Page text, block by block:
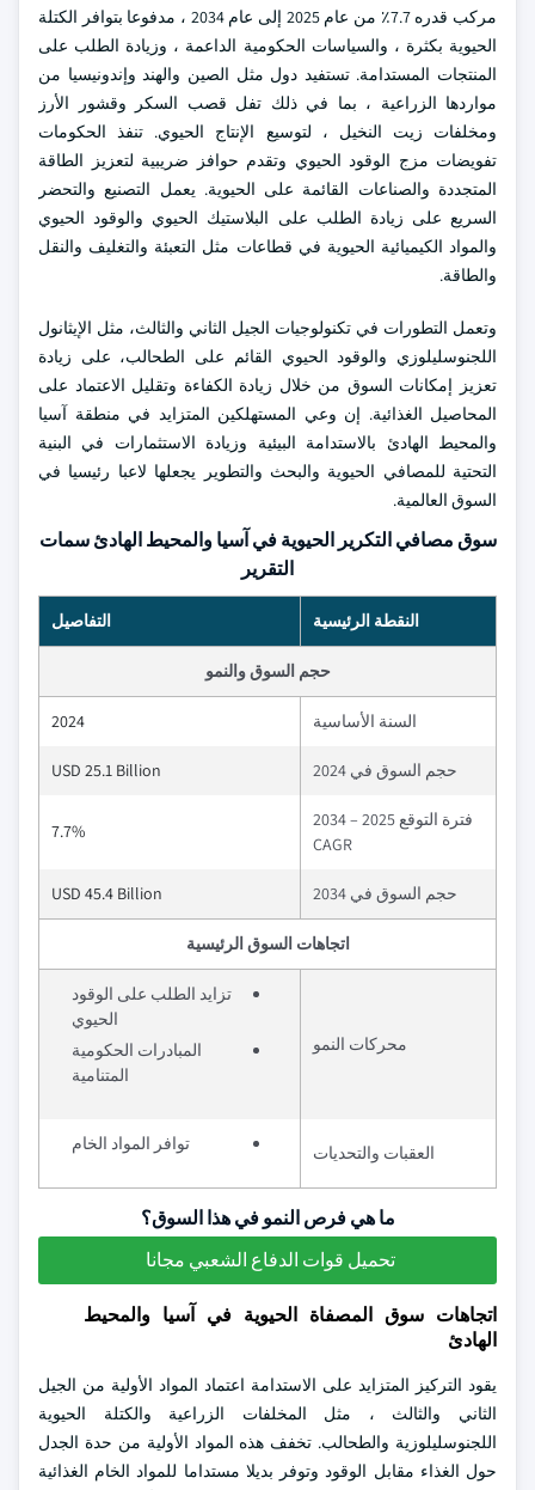
مركب قدره 7.7٪ من عام 2025 إلى عام 2034 ، مدفوعا بتوافر الكتلة
الحيوية بكثرة ، والسياسات الحكومية الداعمة ، وزيادة الطلب على
المنتجات المستدامة. تستفيد دول مثل الصين والهند وإندونيسيا من
مواردها الزراعية ، بما في ذلك تفل قصب السكر وقشور الأرز
ومخلفات زيت النخيل ، لتوسيع الإنتاج الحيوي. تنفذ الحكومات
تفويضات مزج الوقود الحيوي وتقدم حوافز ضريبية لتعزيز الطاقة
المتجددة والصناعات القائمة على الحيوية. يعمل التصنيع والتحضر
السريع على زيادة الطلب على البلاستيك الحيوي والوقود الحيوي
والمواد الكيميائية الحيوية في قطاعات مثل التعبئة والتغليف والنقل
والطاقة.
وتعمل التطورات في تكنولوجيات الجيل الثاني والثالث، مثل الإيثانول
اللجنوسليلوزي والوقود الحيوي القائم على الطحالب، على زيادة
تعزيز إمكانات السوق من خلال زيادة الكفاءة وتقليل الاعتماد على
المحاصيل الغذائية. إن وعي المستهلكين المتزايد في منطقة آسيا
والمحيط الهادئ بالاستدامة البيئية وزيادة الاستثمارات في البنية
التحتية للمصافي الحيوية والبحث والتطوير يجعلها لاعبا رئيسيا في
السوق العالمية.
سوق مصافي التكرير الحيوية في آسيا والمحيط الهادئ سمات
التقرير
النقطة الرئيسية التفاصيل
حجم السوق والنمو
السنة الأساسية 2024
حجم السوق في 2024 USD 25.1 Billion
فترة التوقع 2025 – 2034
CAGR
7.7%
حجم السوق في 2034 USD 45.4 Billion
اتجاهات السوق الرئيسية
محركات النمو
تزايد الطلب على الوقود
الحيوي
المبادرات الحكومية
المتنامية
العقبات والتحديات توافر المواد الخام
ما هي فرص النمو في هذا السوق؟
تحميل قوات الدفاع الشعبي مجانا
اتجاهات سوق المصفاة الحيوية في آسيا والمحيط
الهادئ
يقود التركيز المتزايد على الاستدامة اعتماد المواد الأولية من الجيل
الثاني والثالث ، مثل المخلفات الزراعية والكتلة الحيوية
اللجنوسليلوزية والطحالب. تخفف هذه المواد الأولية من حدة الجدل
حول الغذاء مقابل الوقود وتوفر بديلا مستداما للمواد الخام الغذائية